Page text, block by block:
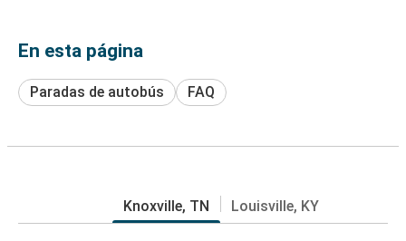
En esta página
Paradas de autobús FAQ
Knoxville, TN Louisville, KY